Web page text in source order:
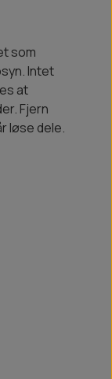
som
Intet
at
Fjern
løse dele.